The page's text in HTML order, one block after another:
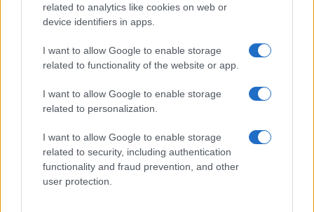
related to analytics like cookies on web or
device identifiers in apps.
I want to allow Google to enable storage
related to functionality of the website or app.
I want to allow Google to enable storage
related to personalization.
I want to allow Google to enable storage
related to security, including authentication
functionality and fraud prevention, and other
user protection.
COTIZACIONES CRYPTO
Nombre Precio
$64,972.00
Ethereum
(ETH)
$1,919.37